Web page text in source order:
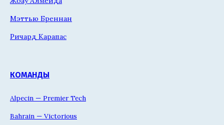
Мэттью Бреннан
Ричард Карапас
КОМАНДЫ
Alpecin — Premier Tech
Bahrain — Victorious